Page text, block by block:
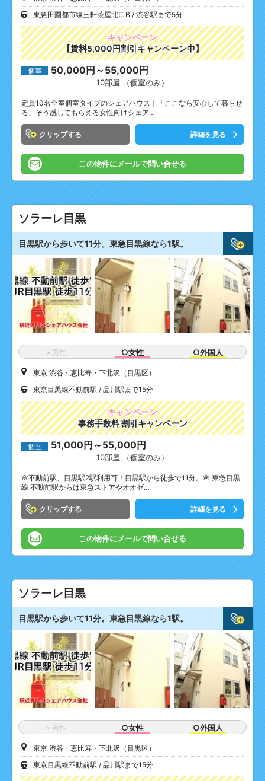
東急田園都市線三軒茶屋北口B
渋谷駅まで5分
キャンペーン
【賃料5,000円割引キャンペーン中】
個室 50,000円～55,000円
10部屋 （個室のみ）
定員10名全室個室タイプのシェアハウス｜「ここなら安心して暮らせ
る」そう感じてもらえる女性向けシェア…
クリップ 詳細を見る
この物件にメールで問い合せる
ソラーレ目黒
目黒駅から歩いて11分。東急目黒線なら1駅。
×男性 ○女性 ○外国人
東京 渋谷・恵比寿・下北沢（目黒区）
東京目黒線不動前駅
品川駅まで15分
キャンペーン
事務手数料 割引キャンペーン
個室 51,000円～55,000円
10部屋 （個室のみ）
🌸不動前駅、目黒駅2駅利用可！目黒駅から徒歩で11分。🌸 東急目黒
線 不動前駅からは東急ストアやオオゼ…
クリップ 詳細を見る
この物件にメールで問い合せる
ソラーレ目黒
目黒駅から歩いて11分。東急目黒線なら1駅。
×男性 ○女性 ○外国人
東京 渋谷・恵比寿・下北沢（目黒区）
東京目黒線不動前駅
品川駅まで15分